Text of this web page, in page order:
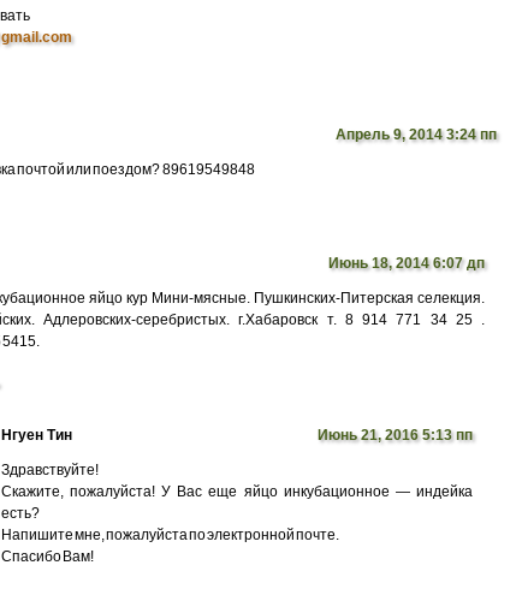
Апрель 9, 2014 3:24 пп
почтой или поездом? 89619549848
Июнь 18, 2014 6:07 дп
яйцо кур Мини-мясные. Пушкинских-Питерская селекция.
Адлеровских-серебристых. г.Хабаровск т. 8 914 771 34 25 .
Нгуен Тин Июнь 21, 2016 5:13 пп
Здравствуйте!
Скажите, пожалуйста! У Вас еще яйцо инкубационное — индейка
есть?
Напишите мне, пожалуйста по электронной почте.
Cпасибо Вам!